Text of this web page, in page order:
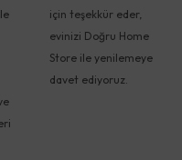
için teşekkür eder,
evinizi Doğru Home
Store ile yenilemeye
davet ediyoruz.